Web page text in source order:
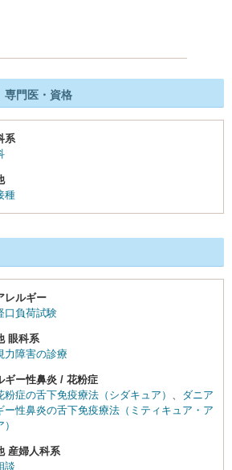
専門医・資格
系
種
レルギー
口負荷試験
眼科系
力障害の診療
ギー性鼻炎 / 花粉症
粉症の舌下免疫療法（シダキュア）
ダニア
ー性鼻炎の舌下免疫療法（ミティキュア・ア
産婦人科系
談